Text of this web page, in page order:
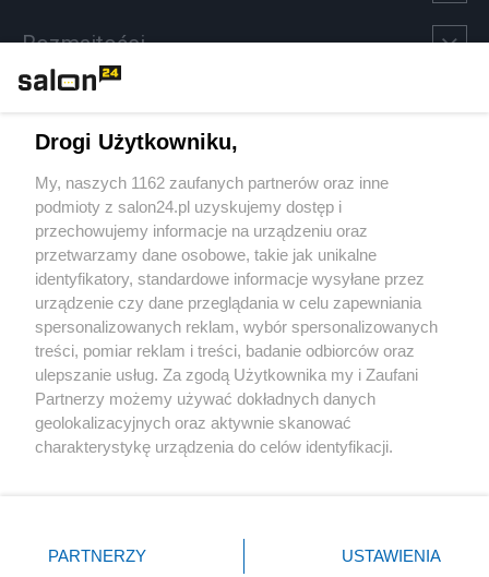
Rozmaitości
Sport
Społeczeństwo
Kultura
X Facebook Instagram Youtube
Drogi Użytkowniku,
My, naszych 1162 zaufanych partnerów oraz inne
podmioty z salon24.pl uzyskujemy dostęp i
przechowujemy informacje na urządzeniu oraz
przetwarzamy dane osobowe, takie jak unikalne
identyfikatory, standardowe informacje wysyłane przez
urządzenie czy dane przeglądania w celu zapewniania
spersonalizowanych reklam, wybór spersonalizowanych
treści, pomiar reklam i treści, badanie odbiorców oraz
ulepszanie usług. Za zgodą Użytkownika my i Zaufani
Partnerzy możemy używać dokładnych danych
geolokalizacyjnych oraz aktywnie skanować
charakterystykę urządzenia do celów identyfikacji.
zmienić/wycofać klikając przycisk ustawień prywatności
znajdujący się w lewym dolnym rogu strony
PARTNERZY USTAWIENIA